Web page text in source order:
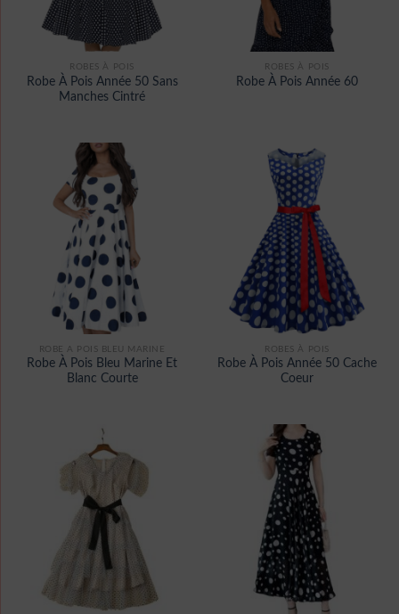
ROBES À POIS
Robe À Pois Année 50 Sans
Manches Cintré
ROBES À POIS
Robe À Pois Année 60
ROBE A POIS BLEU MARINE
Robe À Pois Bleu Marine Et
Blanc Courte
ROBES À POIS
Robe À Pois Année 50 Cache
Coeur